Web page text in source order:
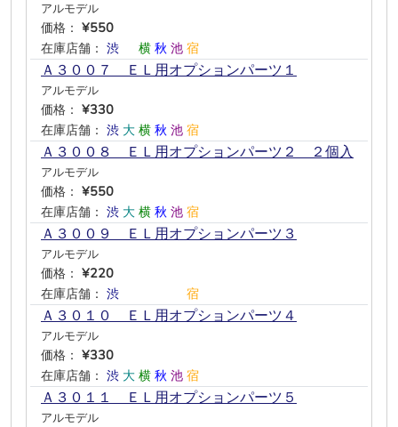
アルモデル
価格： ¥550
在庫店舗： 渋 横 秋 池 宿
Ａ３００７ ＥＬ用オプションパーツ１
アルモデル
価格： ¥330
在庫店舗： 渋 大 横 秋 池 宿
Ａ３００８ ＥＬ用オプションパーツ２ ２個入
アルモデル
価格： ¥550
在庫店舗： 渋 大 横 秋 池 宿
Ａ３００９ ＥＬ用オプションパーツ３
アルモデル
価格： ¥220
在庫店舗： 渋 宿
Ａ３０１０ ＥＬ用オプションパーツ４
アルモデル
価格： ¥330
在庫店舗： 渋 大 横 秋 池 宿
Ａ３０１１ ＥＬ用オプションパーツ５
アルモデル